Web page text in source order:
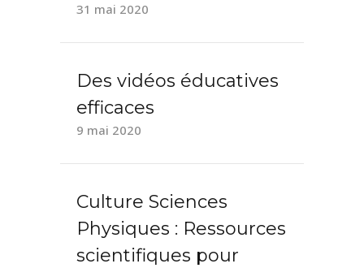
31 mai 2020
Des vidéos éducatives
efficaces
9 mai 2020
Culture Sciences
Physiques : Ressources
scientifiques pour